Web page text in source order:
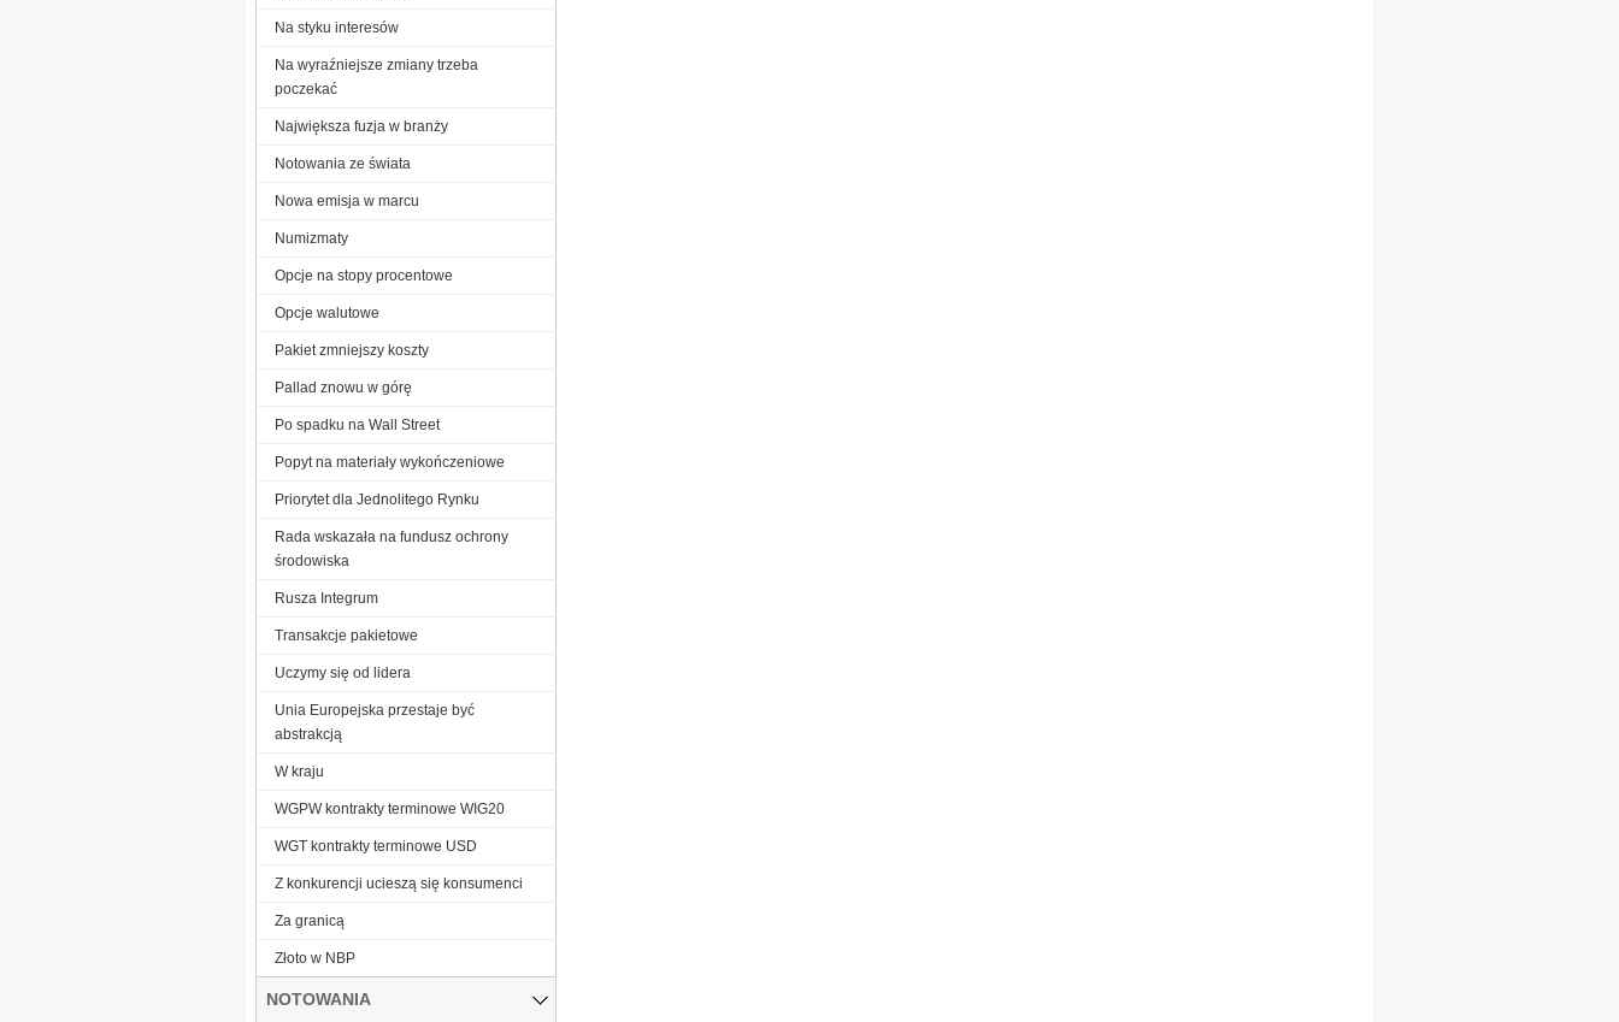
Na styku interesów
Na wyraźniejsze zmiany trzeba
poczekać
Największa fuzja w branży
Notowania ze świata
Nowa emisja w marcu
Numizmaty
Opcje na stopy procentowe
Opcje walutowe
Pakiet zmniejszy koszty
Pallad znowu w górę
Po spadku na Wall Street
Popyt na materiały wykończeniowe
Priorytet dla Jednolitego Rynku
Rada wskazała na fundusz ochrony
środowiska
Rusza Integrum
Transakcje pakietowe
Uczymy się od lidera
Unia Europejska przestaje być
abstrakcją
W kraju
WGPW kontrakty terminowe WIG20
WGT kontrakty terminowe USD
Z konkurencji ucieszą się konsumenci
Za granicą
Złoto w NBP
NOTOWANIA